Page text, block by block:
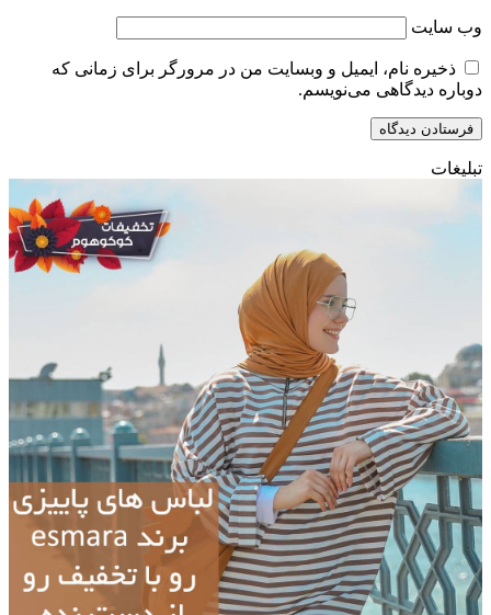
وب‌ سایت
ذخیره نام، ایمیل و وبسایت من در مرورگر برای زمانی که
دوباره دیدگاهی می‌نویسم.
تبلیغات